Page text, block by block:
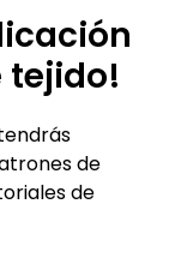
tejido!
de
de